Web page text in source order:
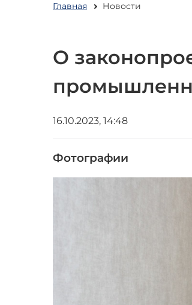
Главная Новости
О
16.10.2023, 14:48
Фотографии